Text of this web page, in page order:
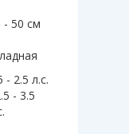
- 50 см
- 2.5 л.с.
- 3.5